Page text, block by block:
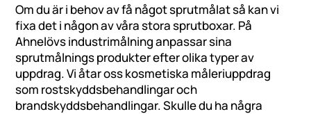
Om du är i behov av få något sprutmålat så kan vi
fixa det i någon av våra stora sprutboxar. På
Ahnelövs industrimålning anpassar sina
sprutmålnings produkter efter olika typer av
uppdrag. Vi åtar oss kosmetiska måleriuppdrag
som rostskyddsbehandlingar och
brandskyddsbehandlingar. Skulle du ha några